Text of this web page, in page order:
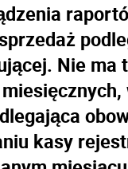
Nie ma
kasy